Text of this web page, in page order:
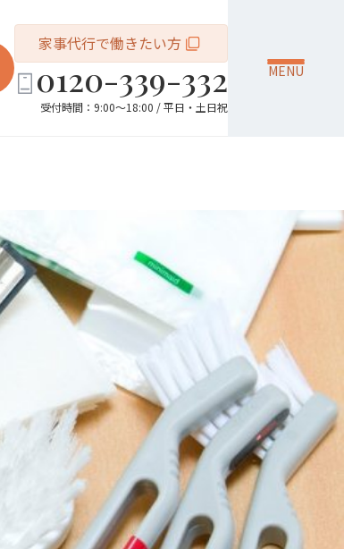
家事代行で働きたい方
0120-339-332
受付時間：9:00～18:00 / 平日・土日祝
MENU